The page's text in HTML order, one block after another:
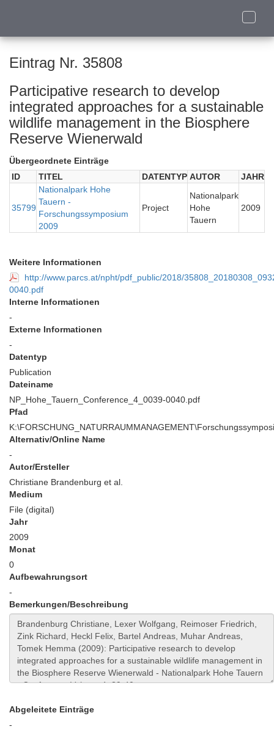
Toggle
Eintrag Nr. 35808
Participative research to develop
integrated approaches for a sustainable
wildlife management in the Biosphere
Reserve Wienerwald
Übergeordnete Einträge
ID
TITEL DATENTYP AUTOR JAHR
35799
Nationalpark Hohe
Tauern -
Forschungssymposium
2009
Project
Nationalpark
Hohe
Tauern
2009
Weitere Informationen
http://www.parcs.at/npht/pdf_public/2018/
0040.pdf
Interne Informationen
-
Externe Informationen
-
Datentyp
Publication
Dateiname
NP_Hohe_Tauern_Conference_4_0039-0040.pdf
Pfad
Alternativ/Online Name
-
Autor/Ersteller
Christiane Brandenburg et al.
Medium
File (digital)
Jahr
2009
Monat
0
Aufbewahrungsort
-
Bemerkungen/Beschreibung
Abgeleitete Einträge
-